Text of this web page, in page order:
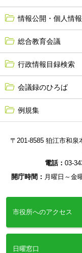
情報公開・個人情
総合教育会議
行政情報目録検索
会議録のひろば
例規集
〒201-8585 狛江市和泉
電話： 03-
開庁時間： 月曜日～金
市役所へのアクセス
日曜窓口